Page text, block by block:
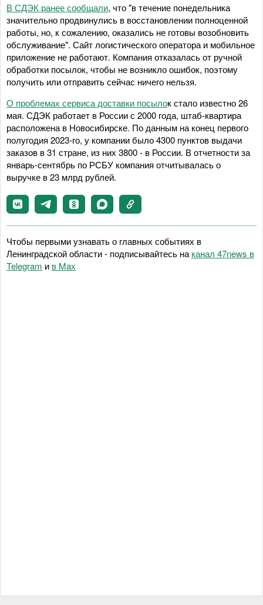
В СДЭК ранее сообщали, что "в течение понедельника
значительно продвинулись в восстановлении полноценной
работы, но, к сожалению, оказались не готовы возобновить
обслуживание". Сайт логистического оператора и мобильное
приложение не работают. Компания отказалась от ручной
обработки посылок, чтобы не возникло ошибок, поэтому
получить или отправить сейчас ничего нельзя.
О проблемах сервиса доставки посылок стало известно 26
мая. СДЭК работает в России с 2000 года, штаб-квартира
расположена в Новосибирске. По данным на конец первого
полугодия 2023-го, у компании было 4300 пунктов выдачи
заказов в 31 стране, из них 3800 - в России. В отчетности за
январь-сентябрь по РСБУ компания отчитывалась о
выручке в 23 млрд рублей.
Чтобы первыми узнавать о главных событиях в
Ленинградской области - подписывайтесь на канал 47news в
Telegram и в Maх